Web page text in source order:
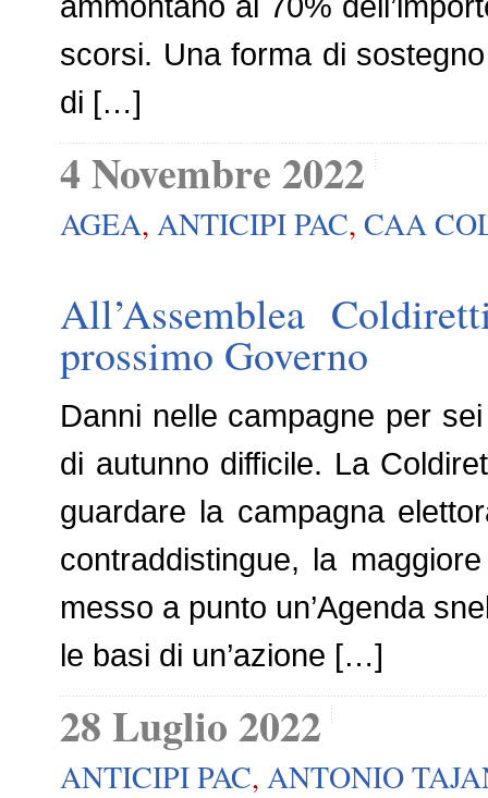
scorsi. Una forma di
di […]
4 Novembre 2022
AGEA, ANTICIPI PAC, CAA
All’Assemblea
prossimo Governo
Danni nelle campagne per
di autunno difficile. La
guardare la campagna
contraddistingue, la
messo a punto un’Agenda
le basi di un’azione […]
28 Luglio 2022
ANTICIPI PAC, ANTONIO